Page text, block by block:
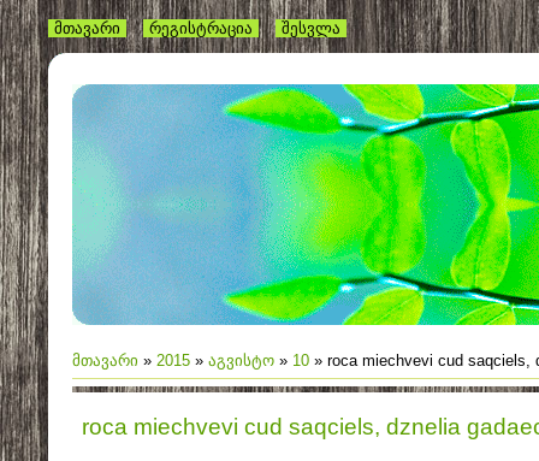
მთავარი რეგისტრაცია შესვლა
მთავარი » 2015 » აგვისტო » 10 » roca miechvevi cud saqciels,
roca miechvevi cud saqciels, dznelia